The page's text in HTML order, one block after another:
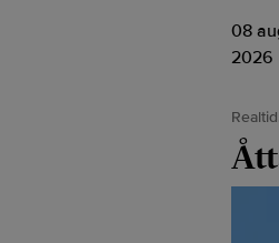
08
2026